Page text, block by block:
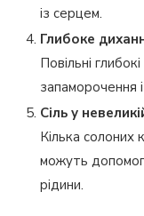
із серцем.
Глибоке
Повільні
запаморочення
Сіль у
Кілька солоних
можуть
рідини.